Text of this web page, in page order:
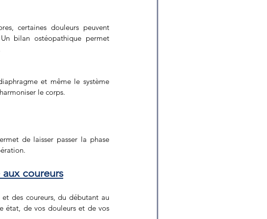
certaines douleurs peuvent
bilan ostéopathique permet
et même le système
le corps.
de laisser passer la phase
coureurs
et des coureurs, du débutant au
état, de vos douleurs et de vos